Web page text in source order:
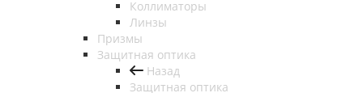
Коллиматоры
Линзы
Призмы
Защитная оптика
Назад
Защитная оптика